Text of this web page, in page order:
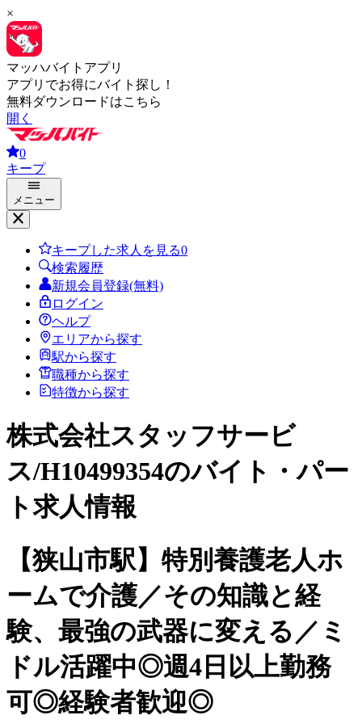
×
マッハバイトアプリ
アプリでお得にバイト探し！
無料ダウンロードはこちら
開く
0
キープ
メニュー
キープした求人を見る0
検索履歴
新規会員登録(無料)
ログイン
ヘルプ
エリアから探す
駅から探す
職種から探す
特徴から探す
株式会社スタッフサービ
ス/H10499354のバイト・パー
ト求人情報
【狭山市駅】特別養護老人ホ
ームで介護／その知識と経
験、最強の武器に変える／ミ
ドル活躍中◎週4日以上勤務
可◎経験者歓迎◎